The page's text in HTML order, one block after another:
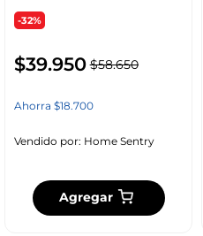
-32%
$39.950 $58.650
Ahorra $18.700
Vendido por: Home Sentry
Agregar